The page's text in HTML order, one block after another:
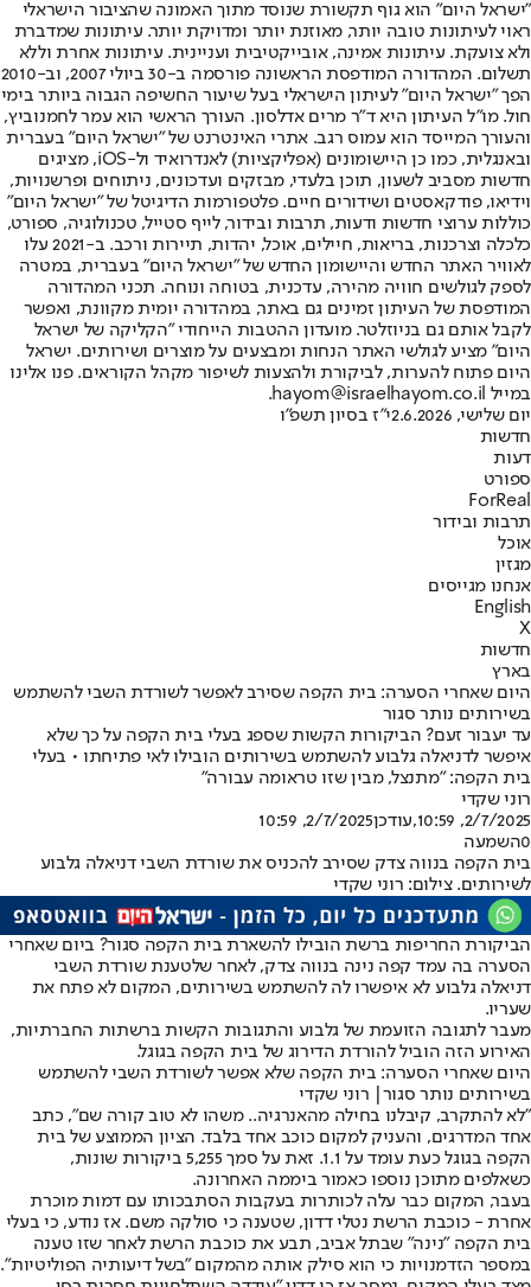
"ישראל היום" הוא גוף תקשורת שנוסד מתוך האמונה שהציבור הישראלי
ראוי לעיתונות טובה יותר, מאוזנת יותר ומדויקת יותר. עיתונות שמדברת
ולא צועקת. עיתונות אמינה, אובייקטיבית ועניינית. עיתונות אחרת וללא
תשלום. המהדורה המודפסת הראשונה פורסמה ב-30 ביולי 2007, וב-2010
הפך "ישראל היום" לעיתון הישראלי בעל שיעור החשיפה הגבוה ביותר בימי
חול. מו"ל העיתון היא ד"ר מרים אדלסון. העורך הראשי הוא עמר לחמנוביץ,
והעורך המייסד הוא עמוס רגב. אתרי האינטרנט של "ישראל היום" בעברית
ובאנגלית, כמו כן היישומונים (אפליקציות) לאנדרואיד ול-iOS, מציגים
חדשות מסביב לשעון, תוכן בלעדי, מבזקים ועדכונים, ניתוחים ופרשנויות,
וידיאו, פודקאסטים ושידורים חיים. פלטפורמות הדיגיטל של "ישראל היום"
כוללות ערוצי חדשות ודעות, תרבות ובידור, לייף סטייל, טכנולוגיה, ספורט,
כלכלה וצרכנות, בריאות, חיילים, אוכל, יהדות, תיירות ורכב. ב-2021 עלו
לאוויר האתר החדש והיישומון החדש של "ישראל היום" בעברית, במטרה
לספק לגולשים חוויה מהירה, עדכנית, בטוחה ונוחה. תכני המהדורה
המודפסת של העיתון זמינים גם באתר, במהדורה יומית מקוונת, ואפשר
לקבל אותם גם בניוזלטר. מועדון ההטבות הייחודי "הקליקה של ישראל
היום" מציע לגולשי האתר הנחות ומבצעים על מוצרים ושירותים. ישראל
היום פתוח להערות, לביקורת ולהצעות לשיפור מקהל הקוראים. פנו אלינו
במייל hayom@israelhayom.co.il.
יום שלישי, 2.6.2026
י"ז בסיון תשפ"ו
חדשות
דעות
ספורט
ForReal
תרבות ובידור
אוכל
מגזין
אנחנו מגייסים
English
X
חדשות
בארץ
היום שאחרי הסערה: בית הקפה שסירב לאפשר לשורדת השבי להשתמש
בשירותים נותר סגור
עד יעבור זעם? הביקורות הקשות שספג בעלי בית הקפה על כך שלא
איפשר לדניאלה גלבוע להשתמש בשירותים הובילו לאי פתיחתו • בעלי
בית הקפה: "מתנצל, מבין שזו טראומה עבורה"
רוני שקדי
2/7/2025, 10:59
,עודכן2/7/2025, 10:59
0השמעה
בית הקפה בנווה צדק שסירב להכניס את שורדת השבי דניאלה גלבוע
לשירותים. צילום: רוני שקדי
הביקורת החריפות ברשת הובילו להשארת בית הקפה סגור? ביום שאחרי
הסערה בה עמד קפה נינה בנווה צדק, לאחר שלטענת שורדת השבי
דניאלה גלבוע לא איפשרו לה להשתמש בשירותים, המקום לא פתח את
שעריו.
מעבר לתגובה הזועמת של גלבוע והתגובות הקשות ברשתות החברתיות,
האירוע הזה הוביל להורדת הדירוג של בית הקפה בגוגל.
היום שאחרי הסערה: בית הקפה שלא אפשר לשורדת השבי להשתמש
בשירותים נותר סגור| רוני שקדי
״לא להתקרב, קיבלנו בחילה מהאנרגיה.. משהו לא טוב קורה שם״, כתב
אחד המדרגים, והעניק למקום כוכב אחד בלבד. הציון הממוצע של בית
הקפה בגוגל כעת עומד על 1.1. זאת על סמך 5,255 ביקורות שונות,
כשאלפים מתוכן נוספו כאמור ביממה האחרונה.
בעבר, המקום כבר עלה לכותרות בעקבות הסתבכותו עם דמות מוכרת
אחרת - כוכבת הרשת נטלי דדון, שטענה כי סולקה משם. אז נודע, כי בעלי
בית הקפה "נינה" שבתל אביב, תבע את כוכבת הרשת לאחר שזו טענה
במספר הזדמנויות כי הוא סילק אותה מהמקום "בשל דיעותיה הפוליטיות".